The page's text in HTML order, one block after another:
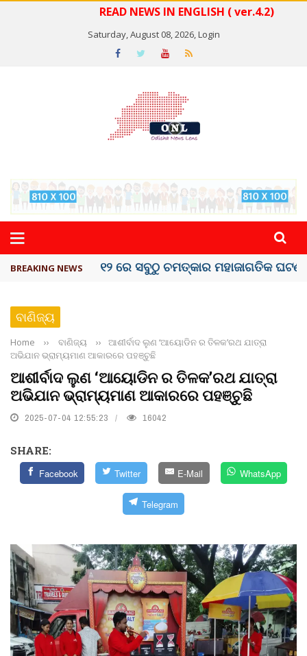
READ NEWS IN ENGLISH ( ver.4.2)
Saturday, August 08, 2026,Login
BREAKING NEWS କେରଳରେ ‘ରାଟ୍ ଫିଭର୍’ ଆତଙ୍କ, ୫୮ ମୃତ
ବାଣିଜ୍ୟ
Home ›› ବାଣିଜ୍ୟ ››
ଆଶୀର୍ବାଦ ଲୁଣ ‘ଆୟୋଡିନ ର ତିଳକ’ରଥ ଯାତ୍ରା
ଅଭିଯାନ ଭ୍ରାମ୍ୟମାଣ ଆକାରରେ ପହଞ୍ଚୁଛି
ଆଶୀର୍ବାଦ ଲୁଣ ‘ଆୟୋଡିନ ର ତିଳକ’ରଥ ଯାତ୍ରା
ଅଭିଯାନ ଭ୍ରାମ୍ୟମାଣ ଆକାରରେ ପହଞ୍ଚୁଛି
2025-07-04 12:55:23 16042
SHARE:
Facebook Twitter E-Mail WhatsApp
Telegram